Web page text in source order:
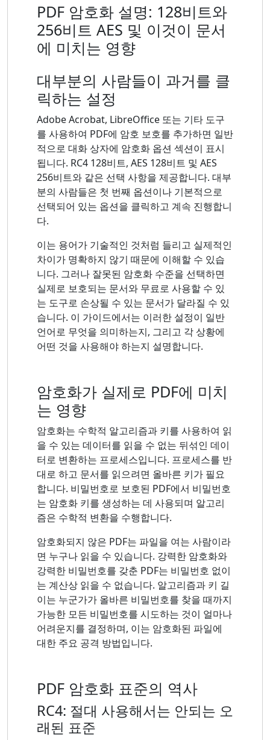
PDF 암호화 설명: 128비트와
256비트 AES 및 이것이 문서
에 미치는 영향
대부분의 사람들이 과거를 클
릭하는 설정
Adobe Acrobat, LibreOffice 또는 기타 도구
를 사용하여 PDF에 암호 보호를 추가하면 일반
적으로 대화 상자에 암호화 옵션 섹션이 표시
됩니다. RC4 128비트, AES 128비트 및 AES
256비트와 같은 선택 사항을 제공합니다. 대부
분의 사람들은 첫 번째 옵션이나 기본적으로
선택되어 있는 옵션을 클릭하고 계속 진행합니
다.
이는 용어가 기술적인 것처럼 들리고 실제적인
차이가 명확하지 않기 때문에 이해할 수 있습
니다. 그러나 잘못된 암호화 수준을 선택하면
실제로 보호되는 문서와 무료로 사용할 수 있
는 도구로 손상될 수 있는 문서가 달라질 수 있
습니다. 이 가이드에서는 이러한 설정이 일반
언어로 무엇을 의미하는지, 그리고 각 상황에
어떤 것을 사용해야 하는지 설명합니다.
암호화가 실제로 PDF에 미치
는 영향
암호화는 수학적 알고리즘과 키를 사용하여 읽
을 수 있는 데이터를 읽을 수 없는 뒤섞인 데이
터로 변환하는 프로세스입니다. 프로세스를 반
대로 하고 문서를 읽으려면 올바른 키가 필요
합니다. 비밀번호로 보호된 PDF에서 비밀번호
는 암호화 키를 생성하는 데 사용되며 알고리
즘은 수학적 변환을 수행합니다.
암호화되지 않은 PDF는 파일을 여는 사람이라
면 누구나 읽을 수 있습니다. 강력한 암호화와
강력한 비밀번호를 갖춘 PDF는 비밀번호 없이
는 계산상 읽을 수 없습니다. 알고리즘과 키 길
이는 누군가가 올바른 비밀번호를 찾을 때까지
가능한 모든 비밀번호를 시도하는 것이 얼마나
어려운지를 결정하며, 이는 암호화된 파일에
대한 주요 공격 방법입니다.
PDF 암호화 표준의 역사
RC4: 절대 사용해서는 안되는 오
래된 표준